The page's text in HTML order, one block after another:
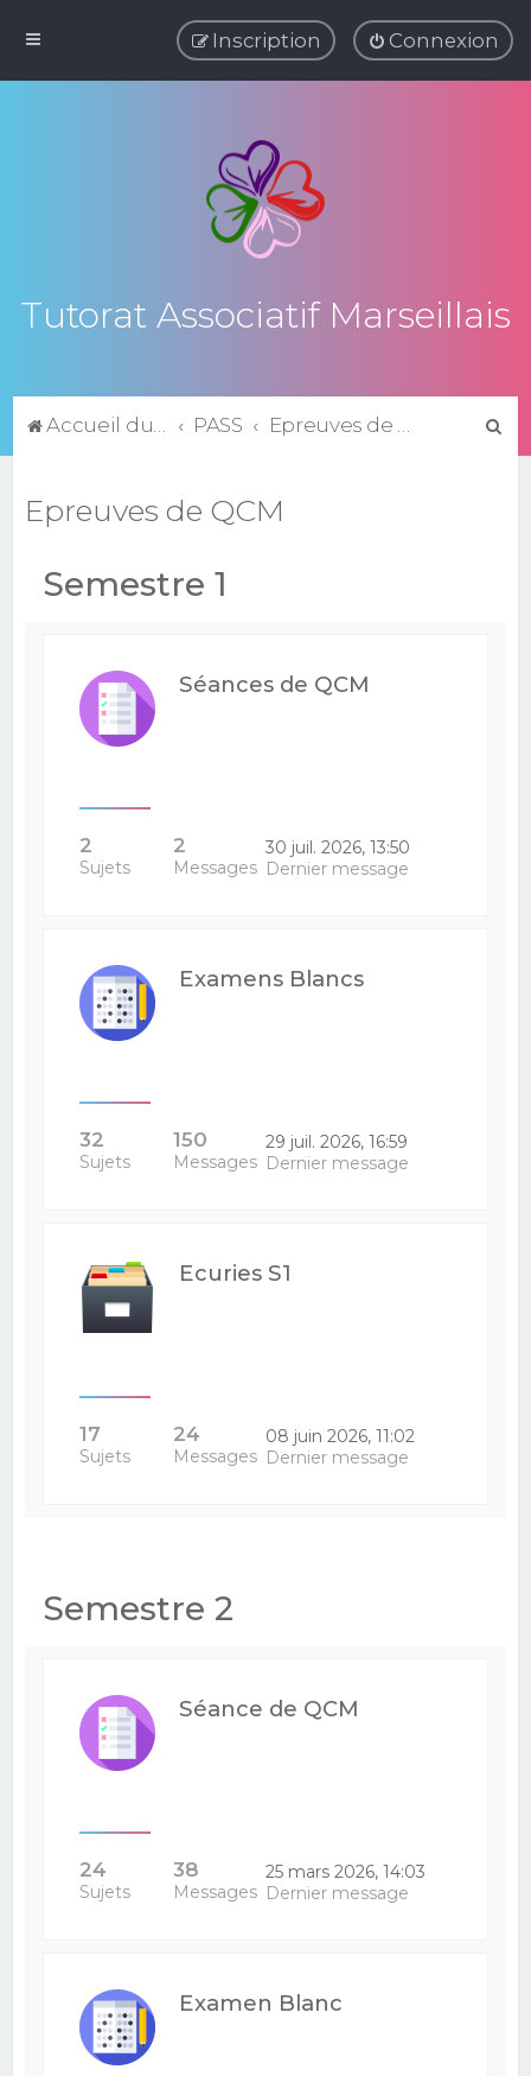
Connexion
Inscription
Tutorat Associatif Marseillais
Accueil du forum PASS Epreuves de QCM
Epreuves de QCM
Semestre 1
Séances de QCM
2
Sujets
2
Messages
30 juil. 2026, 13:50
Dernier message
Examens Blancs
32
Sujets
150
Messages
29 juil. 2026, 16:59
Dernier message
Ecuries S1
17
Sujets
24
Messages
08 juin 2026, 11:02
Dernier message
Semestre 2
Séance de QCM
24
Sujets
38
Messages
25 mars 2026, 14:03
Dernier message
Examen Blanc